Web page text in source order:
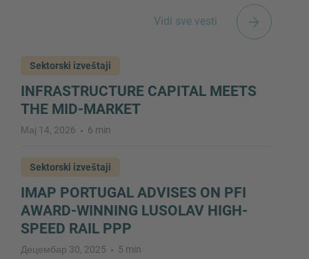
Vidi sve vesti
Sektorski izveštaji
INFRASTRUCTURE CAPITAL MEETS
THE MID-MARKET
Мај 14, 2026 6 min
Sektorski izveštaji
IMAP PORTUGAL ADVISES ON PFI
AWARD-WINNING LUSOLAV HIGH-
SPEED RAIL PPP
Децембар 30, 2025 5 min